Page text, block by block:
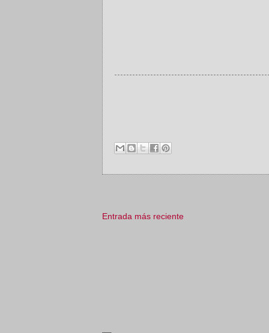
Entrada más reciente